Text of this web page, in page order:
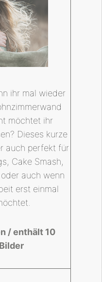
ihr mal wieder
möchtet ihr
Dieses kurze
auch perfekt für
Cake Smash,
auch wenn
erst einmal
/ enthält 10